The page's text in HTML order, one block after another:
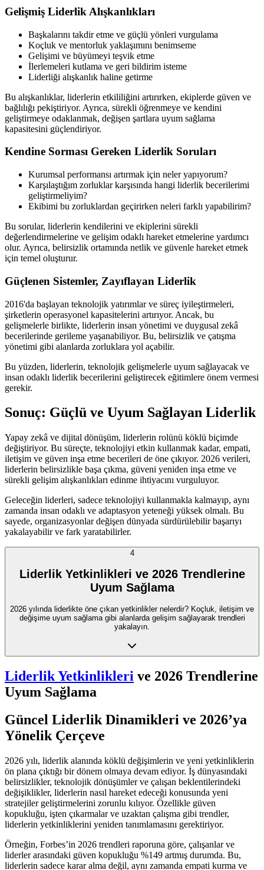
Gelişmiş Liderlik Alışkanlıkları
Başkalarını takdir etme ve güçlü yönleri vurgulama
Koçluk ve mentorluk yaklaşımını benimseme
Gelişimi ve büyümeyi teşvik etme
İlerlemeleri kutlama ve geri bildirim isteme
Liderliği alışkanlık haline getirme
Bu alışkanlıklar, liderlerin etkililiğini artırırken, ekiplerde güven ve
bağlılığı pekiştiriyor. Ayrıca, sürekli öğrenmeye ve kendini
geliştirmeye odaklanmak, değişen şartlara uyum sağlama
kapasitesini güçlendiriyor.
Kendine Sorması Gereken Liderlik Soruları
Kurumsal performansı artırmak için neler yapıyorum?
Karşılaştığım zorluklar karşısında hangi liderlik becerilerimi
geliştirmeliyim?
Ekibimi bu zorluklardan geçirirken neleri farklı yapabilirim?
Bu sorular, liderlerin kendilerini ve ekiplerini sürekli
değerlendirmelerine ve gelişim odaklı hareket etmelerine yardımcı
olur. Ayrıca, belirsizlik ortamında netlik ve güvenle hareket etmek
için temel oluşturur.
Güçlenen Sistemler, Zayıflayan Liderlik
2016'da başlayan teknolojik yatırımlar ve süreç iyileştirmeleri,
şirketlerin operasyonel kapasitelerini artırıyor. Ancak, bu
gelişmelerle birlikte, liderlerin insan yönetimi ve duygusal zekâ
becerilerinde gerileme yaşanabiliyor. Bu, belirsizlik ve çatışma
yönetimi gibi alanlarda zorluklara yol açabilir.
Bu yüzden, liderlerin, teknolojik gelişmelerle uyum sağlayacak ve
insan odaklı liderlik becerilerini geliştirecek eğitimlere önem vermesi
gerekir.
Sonuç: Güçlü ve Uyum Sağlayan Liderlik
Yapay zekâ ve dijital dönüşüm, liderlerin rolünü köklü biçimde
değiştiriyor. Bu süreçte, teknolojiyi etkin kullanmak kadar, empati,
iletişim ve güven inşa etme becerileri de öne çıkıyor. 2026 verileri,
liderlerin belirsizlikle başa çıkma, güveni yeniden inşa etme ve
sürekli gelişim alışkanlıkları edinme ihtiyacını vurguluyor.
Geleceğin liderleri, sadece teknolojiyi kullanmakla kalmayıp, aynı
zamanda insan odaklı ve adaptasyon yeteneği yüksek olmalı. Bu
sayede, organizasyonlar değişen dünyada sürdürülebilir başarıyı
yakalayabilir ve fark yaratabilirler.
4
Liderlik Yetkinlikleri ve 2026 Trendlerine
Uyum Sağlama
2026 yılında liderlikte öne çıkan yetkinlikler nelerdir? Koçluk, iletişim ve
değişime uyum sağlama gibi alanlarda gelişim sağlayarak trendleri
yakalayın.
Liderlik Yetkinlikleri ve 2026 Trendlerine
Uyum Sağlama
Güncel Liderlik Dinamikleri ve 2026’ya
Yönelik Çerçeve
2026 yılı, liderlik alanında köklü değişimlerin ve yeni yetkinliklerin
ön plana çıktığı bir dönem olmaya devam ediyor. İş dünyasındaki
belirsizlikler, teknolojik dönüşümler ve çalışan beklentilerindeki
değişiklikler, liderlerin nasıl hareket edeceği konusunda yeni
stratejiler geliştirmelerini zorunlu kılıyor. Özellikle güven
kopukluğu, işten çıkarmalar ve uzaktan çalışma gibi trendler,
liderlerin yetkinliklerini yeniden tanımlamasını gerektiriyor.
Örneğin, Forbes’in 2026 trendleri raporuna göre, çalışanlar ve
liderler arasındaki güven kopukluğu %149 artmış durumda. Bu,
liderlerin sadece karar alma değil, aynı zamanda empati kurma ve